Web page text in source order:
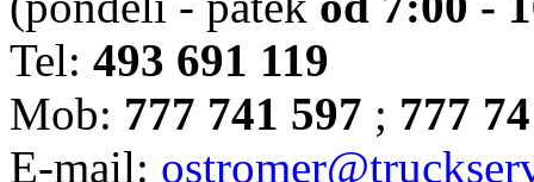
Tel: 493 691 119
Mob: 777 741 597 ; 777
E-mail: